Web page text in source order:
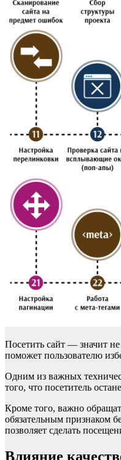
Посетить сайт — значит
поможет пользователю
Одним из важных
того, что посетитель
Кроме того, важно
обязательным признаком
позволяет сделать
Влияние